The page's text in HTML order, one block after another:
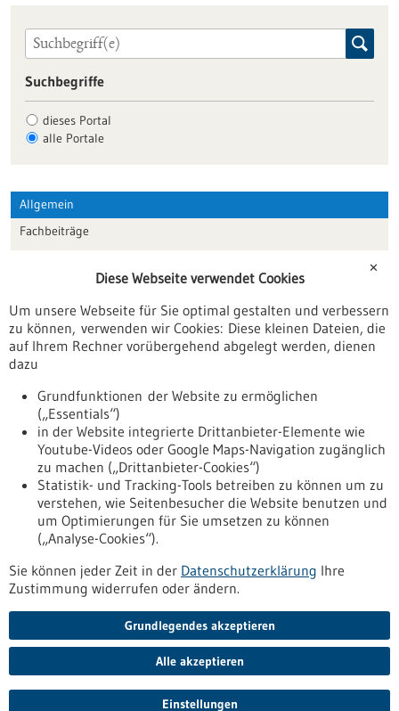
Suchbegriffe
dieses Portal
alle Portale
Allgemein
Fachbeiträge
Veranstaltungen
Erscheinungsdatum
Nach oben
Informiert bleiben
Newsletter abonnieren
✕
Diese Webseite verwendet Cookies
Um unsere Webseite für Sie optimal gestalten und verbessern
zu können, verwenden wir Cookies: Diese kleinen Dateien, die
auf Ihrem Rechner vorübergehend abgelegt werden, dienen
dazu
Grundfunktionen der Website zu ermöglichen
(„Essentials“)
in der Website integrierte Drittanbieter-Elemente wie
Youtube-Videos oder Google Maps-Navigation zugänglich
zu machen („Drittanbieter-Cookies“)
Statistik- und Tracking-Tools betreiben zu können um zu
verstehen, wie Seitenbesucher die Website benutzen und
um Optimierungen für Sie umsetzen zu können
(„Analyse-Cookies“).
Sie können jeder Zeit in der Datenschutzerklärung Ihre
Zustimmung widerrufen oder ändern.
Grundlegendes akzeptieren
Alle akzeptieren
Einstellungen